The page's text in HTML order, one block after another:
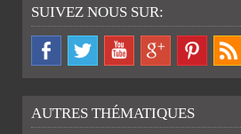
SUIVEZ NOUS SUR:
AUTRES THÉMATIQUES